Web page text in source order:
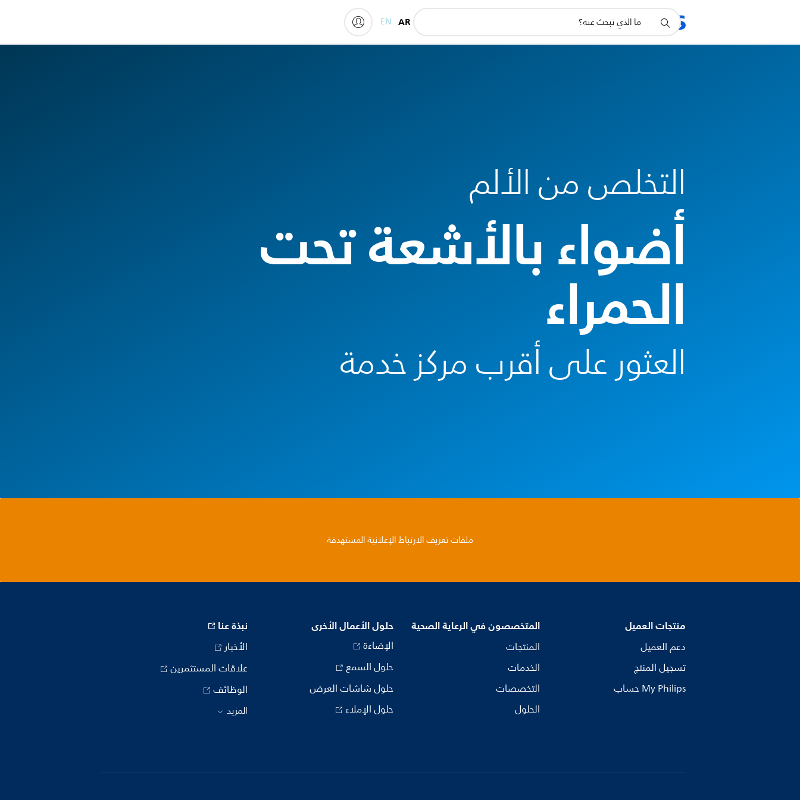
المنتجات
أيقونة
دعم
AR
EN
التخلص من الألم
أضواء بالأشعة تحت
الحمراء
العثور على أقرب مركز خدمة
ملفات تعريف الارتباط الإعلانية المستهدفة
منتجات العميل
دعم العميل
تسجيل المنتج
My Philips حساب
المتخصصون في الرعاية الصحية
المنتجات
الخدمات
التخصصات
الحلول
حلول الأعمال الأخرى
الإضاءة
حلول السمع
حلول شاشات العرض
حلول الإملاء
نبذة عنا
الأخبار
علاقات المستثمرين
الوظائف
المزيد